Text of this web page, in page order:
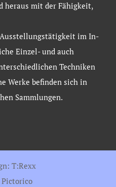
heraus mit der Fähigkeit,
im In-
Einzel- und auch
Techniken
Werke befinden sich in
Sammlungen.
T:Rexx
Pictorico